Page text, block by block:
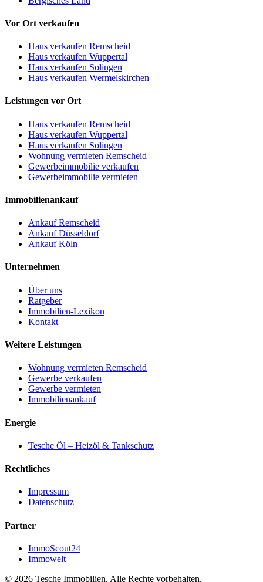
Vor Ort verkaufen
Haus verkaufen Remscheid
Haus verkaufen Wuppertal
Haus verkaufen Solingen
Haus verkaufen Wermelskirchen
Leistungen vor Ort
Haus verkaufen Remscheid
Haus verkaufen Wuppertal
Haus verkaufen Solingen
Wohnung vermieten Remscheid
Gewerbeimmobilie verkaufen
Gewerbeimmobilie vermieten
Immobilienankauf
Ankauf Remscheid
Ankauf Düsseldorf
Ankauf Köln
Unternehmen
Über uns
Ratgeber
Immobilien-Lexikon
Kontakt
Weitere Leistungen
Wohnung vermieten Remscheid
Gewerbe verkaufen
Gewerbe vermieten
Immobilienankauf
Energie
Tesche Öl – Heizöl & Tankschutz
Rechtliches
Impressum
Datenschutz
Partner
ImmoScout24
Immowelt
© 2026 Tesche Immobilien. Alle Rechte vorbehalten.